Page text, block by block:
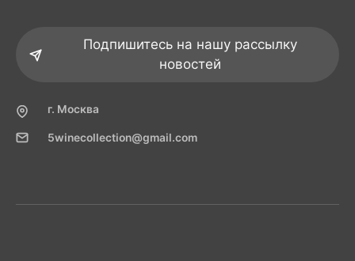
Подпишитесь на нашу рассылку
новостей
г. Москва
5winecollection@gmail.com